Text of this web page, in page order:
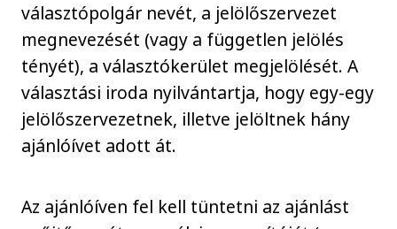
választópolgár nevét, a jelölőszervezet
megnevezését (vagy a független jelölés
tényét), a választókerület megjelölését. A
választási iroda nyilvántartja, hogy egy-egy
jelölőszervezetnek, illetve jelöltnek hány
ajánlóívet adott át.
Az ajánlóíven fel kell tüntetni az ajánlást